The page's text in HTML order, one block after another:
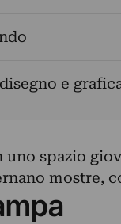
e
uno spazio
mostre,